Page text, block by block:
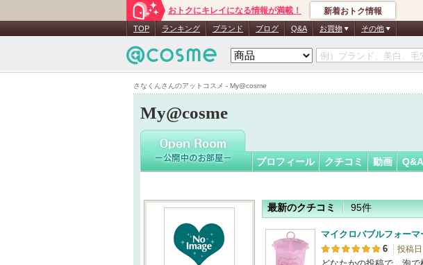
さなくんさんのアットコスメ - My@cosme
おトクにキレイになる情報が満載！ 新着おトク情報
TOP ランキング ブランド ブログ Q&A お買物 その他
My@cosme
さなくんさん
認
証
プロフィール クチコミ 動画 Q&A
最新のクチコミ 95件
マイクロバブルフォー
6 投稿